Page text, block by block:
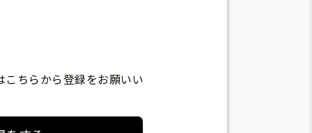
ちらから登録をお願いい